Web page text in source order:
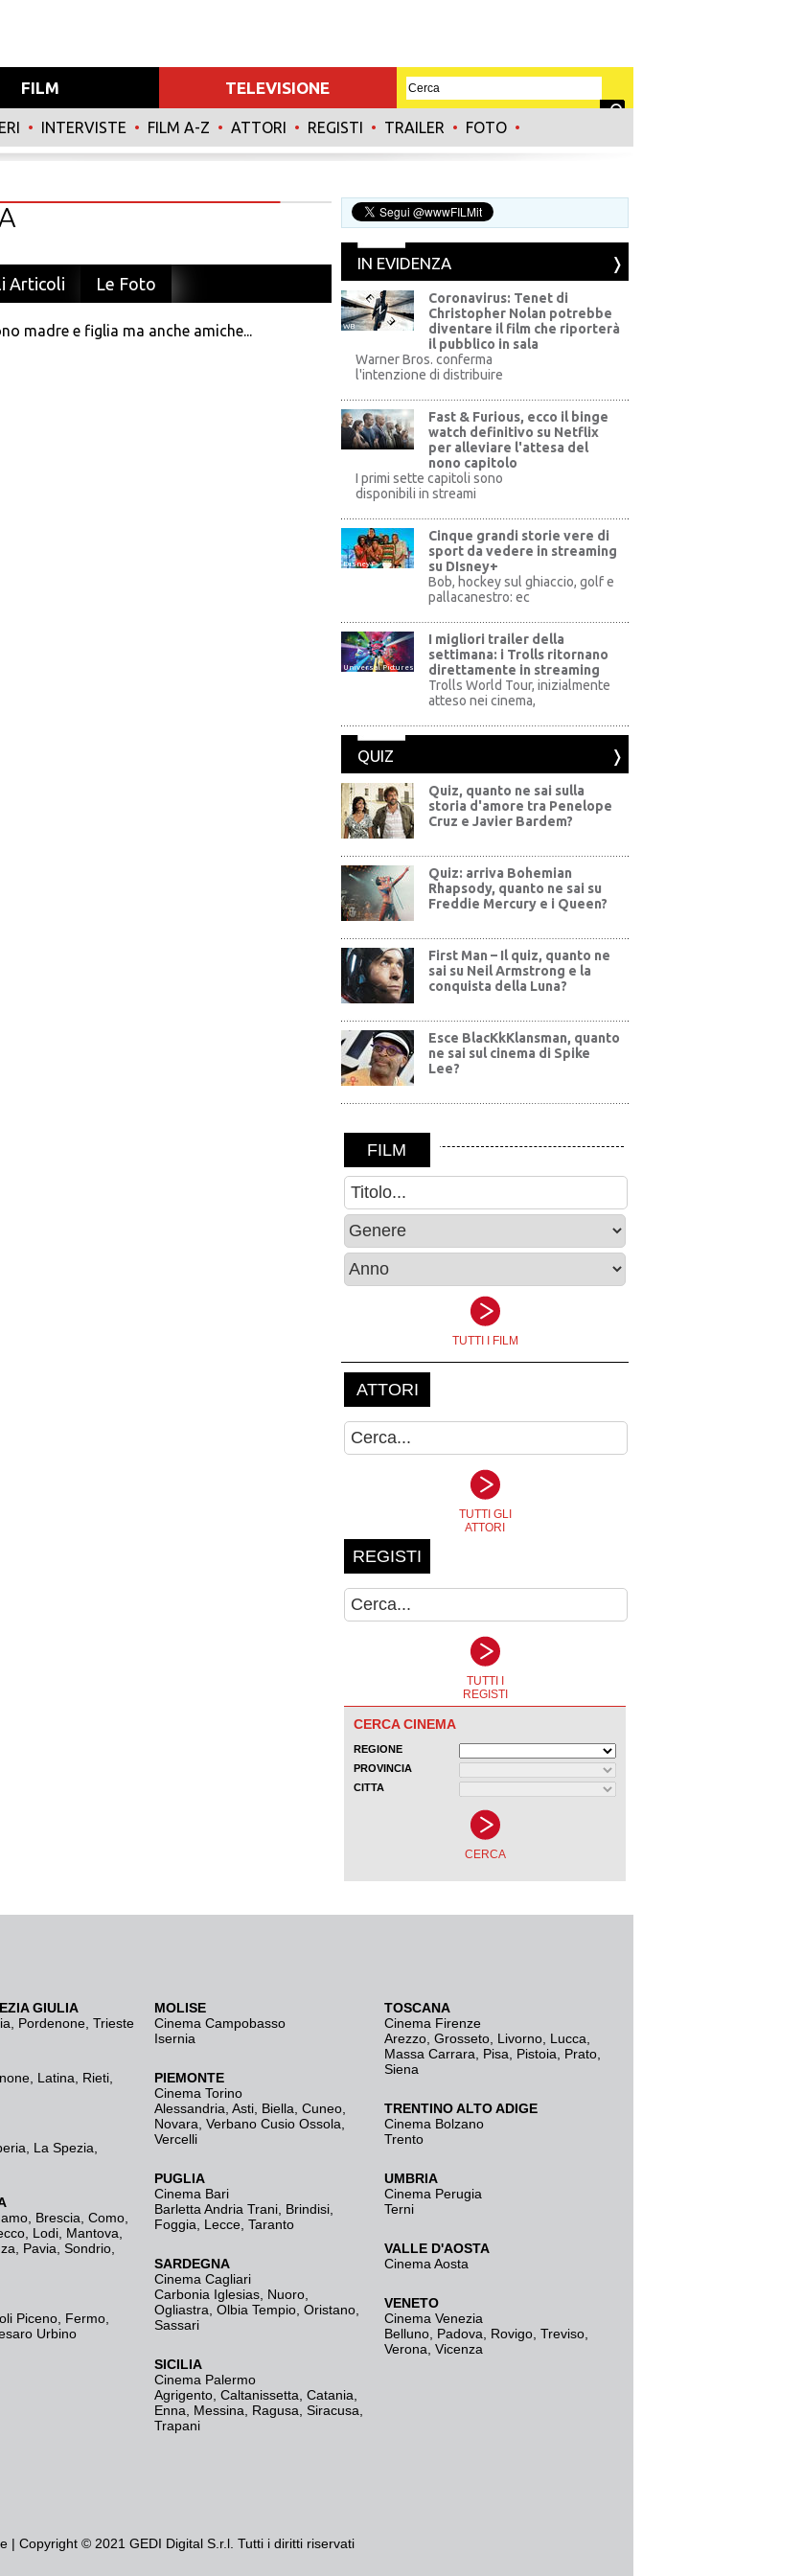
FILM TELEVISIONE
• INTERVISTE • FILM A-Z • ATTORI • REGISTI • TRAILER • FOTO •
Articoli Le Foto
madre e figlia ma anche amiche...
IN EVIDENZA
WB
Coronavirus: Tenet di
Christopher Nolan potrebbe
diventare il film che riporterà
il pubblico in sala
Warner Bros. conferma
l'intenzione di distribuire
Fast & Furious, ecco il binge
watch definitivo su Netflix
per alleviare l'attesa del
nono capitolo
I primi sette capitoli sono
disponibili in streami
Disney+
Cinque grandi storie vere di
sport da vedere in streaming
su DIsney+
Bob, hockey sul ghiaccio, golf e
pallacanestro: ec
Universal Pictures
I migliori trailer della
settimana: i Trolls ritornano
direttamente in streaming
Trolls World Tour, inizialmente
atteso nei cinema,
QUIZ
Quiz, quanto ne sai sulla
storia d'amore tra Penelope
Cruz e Javier Bardem?
Quiz: arriva Bohemian
Rhapsody, quanto ne sai su
Freddie Mercury e i Queen?
First Man – Il quiz, quanto ne
sai su Neil Armstrong e la
conquista della Luna?
Esce BlacKkKlansman, quanto
ne sai sul cinema di Spike
Lee?
GIULIA
Pordenone Trieste
Latina Rieti
La Spezia
Brescia, Como
Lodi Mantova
Pavia Sondrio
Piceno Fermo
Urbino
MOLISE
Cinema Campobasso
Isernia
PIEMONTE
Cinema Torino
Alessandria Asti Biella Cuneo
Novara Verbano Cusio Ossola
Vercelli
PUGLIA
Cinema Bari
Barletta Andria Trani Brindisi
Foggia
Lecce Taranto
SARDEGNA
Cinema Cagliari
Carbonia Iglesias Nuoro
Ogliastra Olbia Tempio Oristano
Sassari
SICILIA
Cinema Palermo
Agrigento Caltanissetta Catania
Enna
Messina Ragusa Siracusa
Trapani
TOSCANA
Cinema Firenze
Arezzo Grosseto Livorno Lucca
Massa Carrara
Pisa Pistoia Prato
Siena
TRENTINO ALTO ADIGE
Cinema Bolzano
Trento
UMBRIA
Cinema Perugia
Terni
VALLE D'AOSTA
Cinema Aosta
VENETO
Cinema Venezia
Belluno Padova Rovigo Treviso
Verona Vicenza
| Copyright © 2021 GEDI Digital S.r.l. Tutti i diritti riservati